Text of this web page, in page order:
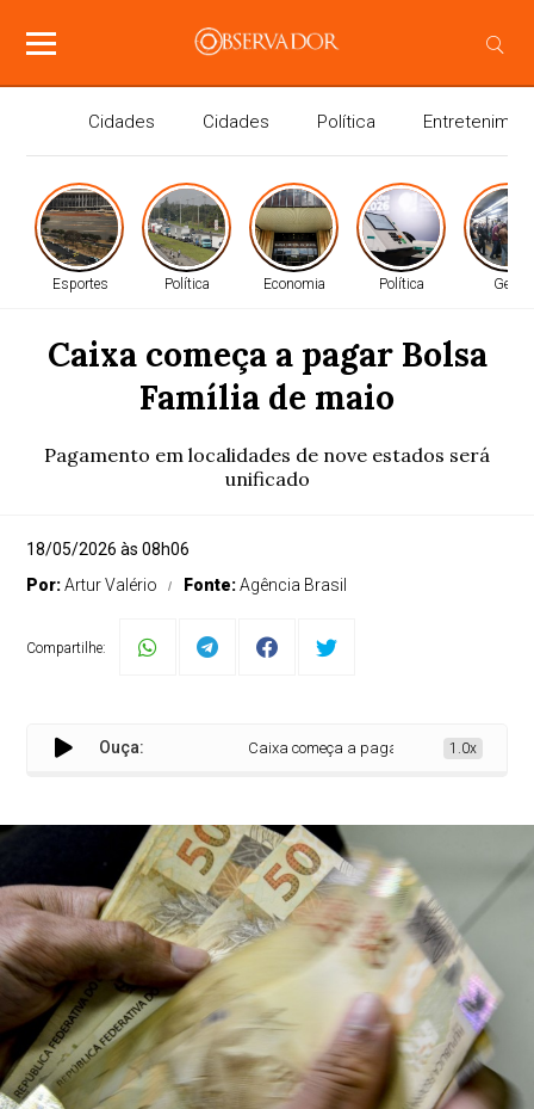
Cidades Cidades Política
Esportes Política Economia Política Geral
Caixa começa a pagar Bolsa
Família de maio
Pagamento em localidades de nove estados será
unificado
18/05/2026 às 08h06
Por:Artur Valério Fonte:Agência Brasil
Compartilhe:
Ouça: Caixa começa a pagar Bolsa Família de
1.0x